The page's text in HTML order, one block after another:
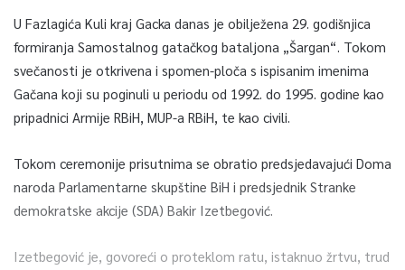
U Fazlagića Kuli kraj Gacka danas je obilježena 29. godišnjica
formiranja Samostalnog gatačkog bataljona „Šargan“. Tokom
svečanosti je otkrivena i spomen-ploča s ispisanim imenima
Gačana koji su poginuli u periodu od 1992. do 1995. godine kao
pripadnici Armije RBiH, MUP-a RBiH, te kao civili.
Tokom ceremonije prisutnima se obratio predsjedavajući Doma
naroda Parlamentarne skupštine BiH i predsjednik Stranke
demokratske akcije (SDA) Bakir Izetbegović.
Izetbegović je, govoreći o proteklom ratu, istaknuo žrtvu, trud